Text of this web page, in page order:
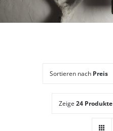
Sortieren nach Preis
Zeige 24 Produkte